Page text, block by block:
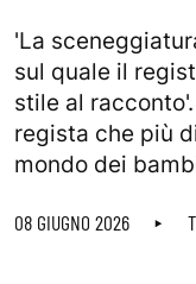
'La
sul quale il
stile al
regista che più
mondo dei
08 GIUGNO 2026